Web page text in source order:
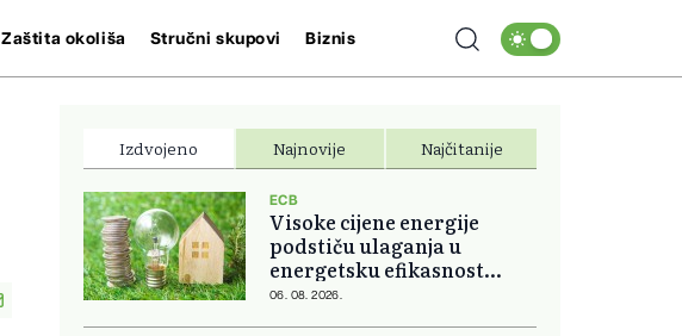
Zaštita okoliša Stručni skupovi Biznis
Izdvojeno Najnovije Najčitanije
ECB
Visoke cijene energije
podstiču ulaganja u
energetsku efikasnost
domova
06. 08. 2026.